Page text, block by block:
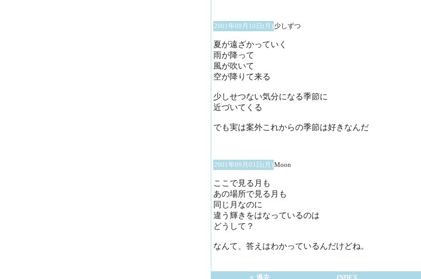
2001年09月10日(月) 少しずつ
夏が遠ざかっていく
雨が降って
風が吹いて
空が降りて来る
少しせつない気分になる季節に
近づいてくる
でも実は案外これからの季節は好きなんだ
2001年09月03日(月)Moon
ここで見る月も
あの場所で見る月も
同じ月なのに
違う輝きをはなっているのは
どうして？
なんて、答えはわかっているんだけどね。
＜ 過去 INDEX